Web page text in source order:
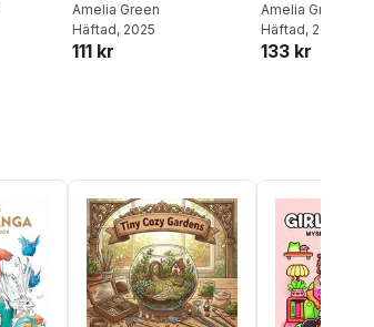
Amelia Green
Häftad, 2025
111 kr
Amelia Green
Häftad, 2026
133 kr